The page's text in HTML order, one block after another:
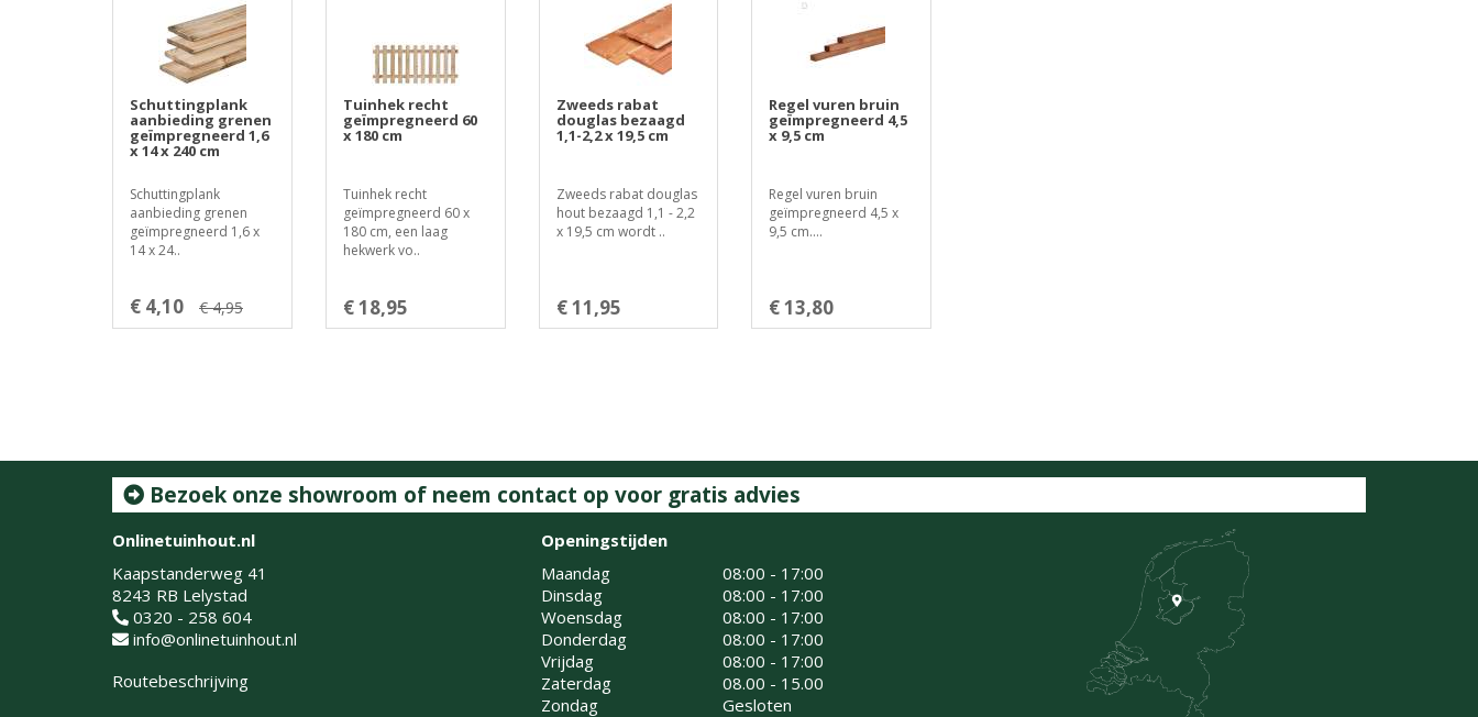
Schuttingplank
aanbieding grenen
geïmpregneerd 1,6
x 14 x 240 cm
Schuttingplank
aanbieding grenen
geïmpregneerd 1,6 x
14 x 24..
€ 4,10 € 4,95
Tuinhek recht
geïmpregneerd 60
x 180 cm
Tuinhek recht
geïmpregneerd 60 x
180 cm, een laag
hekwerk vo..
€ 18,95
Zweeds rabat
douglas bezaagd
1,1-2,2 x 19,5 cm
Zweeds rabat douglas
hout bezaagd 1,1 - 2,2
x 19,5 cm wordt ..
€ 11,95
Regel vuren bruin
geïmpregneerd 4,5
x 9,5 cm
Regel vuren bruin
geïmpregneerd 4,5 x
9,5 cm....
€ 13,80
Bezoek onze showroom of neem contact op voor gratis advies
Onlinetuinhout.nl
Kaapstanderweg 41
8243 RB Lelystad
0320 - 258 604
info@onlinetuinhout.nl
Routebeschrijving
Openingstijden
Maandag
08:00 - 17:00
Dinsdag
08:00 - 17:00
Woensdag
08:00 - 17:00
Donderdag
08:00 - 17:00
Vrijdag
08:00 - 17:00
Zaterdag
08.00 - 15.00
Zondag
Gesloten